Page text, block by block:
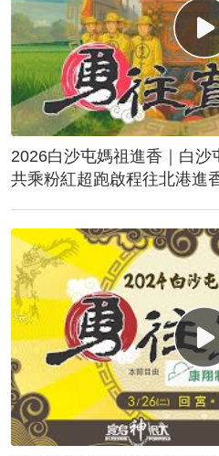
2026白沙屯媽祖進香｜白沙
共乘粉紅超跑啟程往北港進